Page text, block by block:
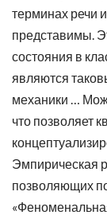
терминах речи
представимы.
состояния в
являются
механики …
что позволяет
Эмпирическая
позволяющих